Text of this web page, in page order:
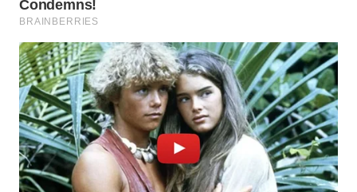
WN
SEMARANG
WN
SOLO
WN
BOROBUDUR